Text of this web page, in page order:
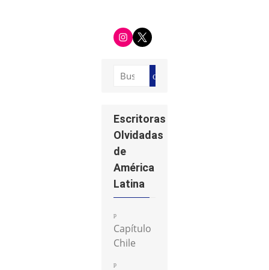
i
n
s
r
t
w
i
Buscar:
Buscar
Escritoras
Olvidadas
de
América
Latina
Capítulo
Chile